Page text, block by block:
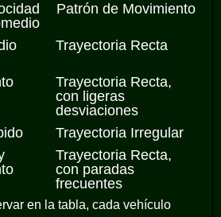
Patrón de Movimiento
Trayectoria Recta
Trayectoria Recta,
con ligeras
desviaciones
Trayectoria Irregular
Trayectoria Recta,
con paradas
frecuentes
en la tabla, cada vehículo